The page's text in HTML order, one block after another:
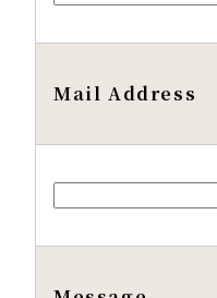
Mail Address